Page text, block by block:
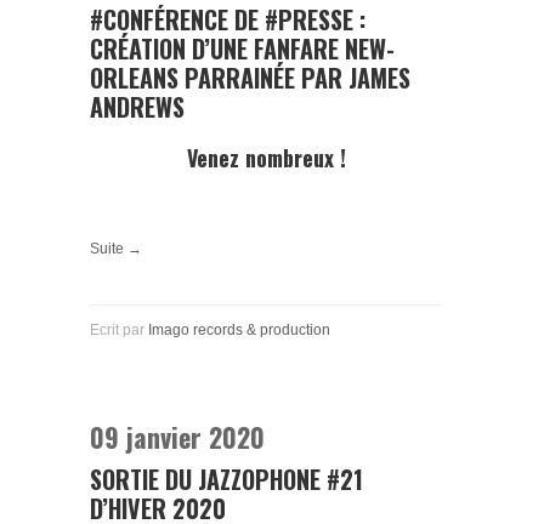
#CONFÉRENCE DE #PRESSE :
CRÉATION D’UNE FANFARE NEW-
ORLEANS PARRAINÉE PAR JAMES
ANDREWS
Venez nombreux !
Suite →
Ecrit par Imago records & production
09 janvier 2020
SORTIE DU JAZZOPHONE #21
D’HIVER 2020